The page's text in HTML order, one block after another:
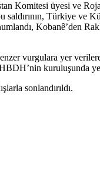
Komitesi üyesi ve
Türkiye ve
Kobanê’den
vurgulara yer
kuruluşunda
sonlandırıldı.